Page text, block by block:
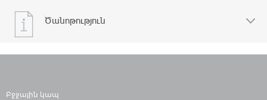
Ծանոթություն
Բջջային կապ